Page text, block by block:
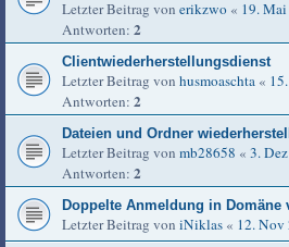
Letzter Beitrag von erikzwo « 19.
Antworten: 2
Clientwiederherstellungsdienst
Letzter Beitrag von husmoaschta «
Antworten: 2
Dateien und Ordner
Letzter Beitrag von mb28658 « 3.
Antworten: 2
Doppelte Anmeldung in Domäne
Letzter Beitrag von iNiklas « 12. Nov